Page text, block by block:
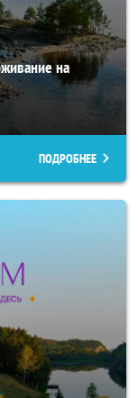
на
ПОДРОБНЕЕ